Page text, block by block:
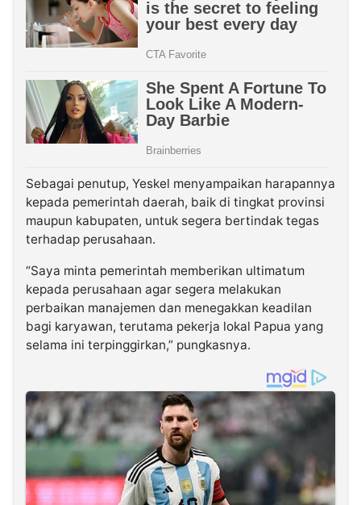
Sebagai penutup, Yeskel menyampaikan harapannya
kepada pemerintah daerah, baik di tingkat provinsi
maupun kabupaten, untuk segera bertindak tegas
terhadap perusahaan.
“Saya minta pemerintah memberikan ultimatum
kepada perusahaan agar segera melakukan
perbaikan manajemen dan menegakkan keadilan
bagi karyawan, terutama pekerja lokal Papua yang
selama ini terpinggirkan,” pungkasnya.